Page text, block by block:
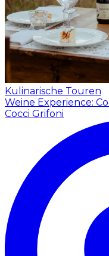
Kulinarische Touren
Weine Experience:
Cocci Grifoni